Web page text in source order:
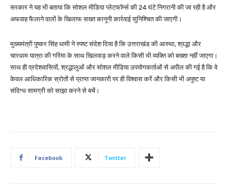
सरकार ने यह भी बताया कि सोशल मीडिया प्लेटफॉर्म्स की 24 घंटे निगरानी की जा रही है और
अफवाह फैलाने वालों के खिलाफ सख्त कानूनी कार्रवाई सुनिश्चित की जाएगी।
मुख्यमंत्री पुष्कर सिंह धामी ने स्पष्ट संदेश दिया है कि उत्तराखंड की आस्था, श्रद्धा और
चारधाम यात्रा की गरिमा के साथ खिलवाड़ करने वाले किसी भी व्यक्ति को बख्शा नहीं जाएगा।
साथ ही प्रदेशवासियों, श्रद्धालुओं और सोशल मीडिया उपयोगकर्ताओं से अपील की गई है कि वे
केवल आधिकारिक स्रोतों से प्राप्त जानकारी पर ही विश्वास करें और किसी भी अपुष्ट या
संदिग्ध सामग्री को साझा करने से बचें।
Facebook Twitter